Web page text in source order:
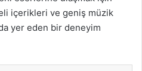
içerikleri ve geniş müzik
yer eden bir deneyim